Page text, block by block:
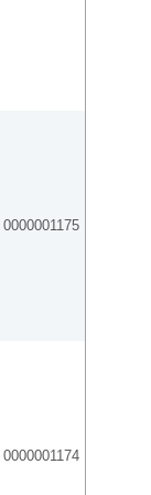
0000001175
0000001174